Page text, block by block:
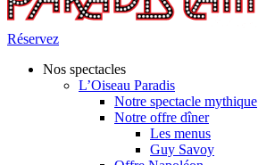
Réservez
Nos spectacles
L’Oiseau Paradis
Notre spectacle mythique
Notre offre dîner
Les menus
Guy Savoy